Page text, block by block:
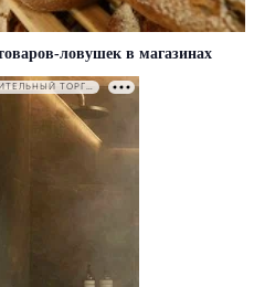
ловушек в магазинах
РЕКЛАМА • ООО СТРОИТЕЛЬНЫЙ ТОРГОВЫЙ ДОМ «ПЕТРОВИЧ». ИНН: 7802348846